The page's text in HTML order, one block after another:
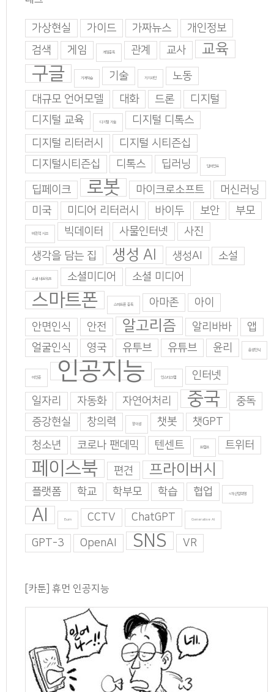
가상현실 가이드 가짜뉴스
개인정보
검색
게임 게임중독 관계 교사 교육
구글 기계학습 기술 기지과인
노동
대규모 언어모델
대화 드론
디지털
디지털 교육
디지털 기술
디지털 디톡스
디지털 리터러시
디지털 시티즌십
디지털시티즌십
디톡스 딥러닝 딥마인드
딥페이크 로봇 마이크로소프트
머신러닝
미국
미디어 리터러시 바이두 보안 부모
비판적 사고 빅데이터 사물인터넷
사진
생각을 담는 집
생성 AI 생성AI 소설
소셜 네트워크 소셜미디어 소셜 미디어
스마트폰 스마트폰 중독 아마존
아이
안면인식
안전 알고리즘 알리바바
앱
얼굴인식
영국 유투브 유튜브 윤리 음성인식
이인준 인공지능 인스타그램 인터넷
일자리 자동화 자연어처리 중국
중독
증강현실
창의력 창의성 챗봇
챗GPT
청소년
코로나 팬데믹 텐센트 트럼프 트위터
페이스북 편견 프라이버시
플랫폼 학교 학부모 학습 협업 4차산업혁명
AI Burn CCTV ChatGPT Generative AI
GPT-3 OpenAI SNS VR
[카툰] 휴먼 인공지능